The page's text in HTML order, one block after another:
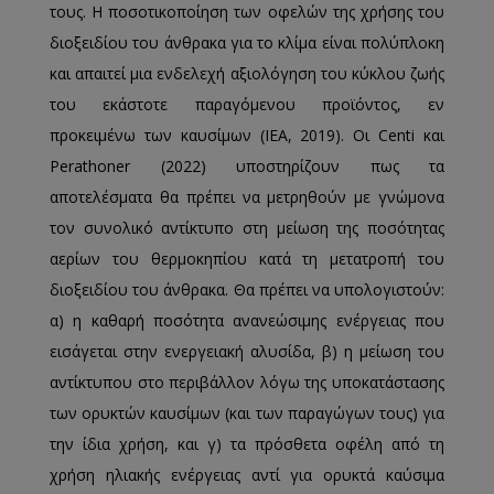
τους. Η ποσοτικοποίηση των οφελών της χρήσης του
διοξειδίου του άνθρακα για το κλίμα είναι πολύπλοκη
και απαιτεί μια ενδελεχή αξιολόγηση του κύκλου ζωής
του εκάστοτε παραγόμενου προϊόντος, εν
προκειμένω των καυσίμων (IEA, 2019). Οι Centi και
Perathoner (2022) υποστηρίζουν πως τα
αποτελέσματα θα πρέπει να μετρηθούν με γνώμονα
τον συνολικό αντίκτυπο στη μείωση της ποσότητας
αερίων του θερμοκηπίου κατά τη μετατροπή του
διοξειδίου του άνθρακα. Θα πρέπει να υπολογιστούν:
α) η καθαρή ποσότητα ανανεώσιμης ενέργειας που
εισάγεται στην ενεργειακή αλυσίδα, β) η μείωση του
αντίκτυπου στο περιβάλλον λόγω της υποκατάστασης
των ορυκτών καυσίμων (και των παραγώγων τους) για
την ίδια χρήση, και γ) τα πρόσθετα οφέλη από τη
χρήση ηλιακής ενέργειας αντί για ορυκτά καύσιμα